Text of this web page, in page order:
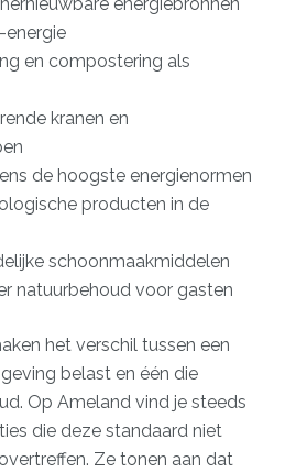
energiebronnen
energie
en compostering als
kranen en
de hoogste energienormen
producten in de
schoonmaakmiddelen
natuurbehoud voor gasten
het verschil tussen een
belast en één die
Op Ameland vind je steeds
die deze standaard niet
Ze tonen aan dat